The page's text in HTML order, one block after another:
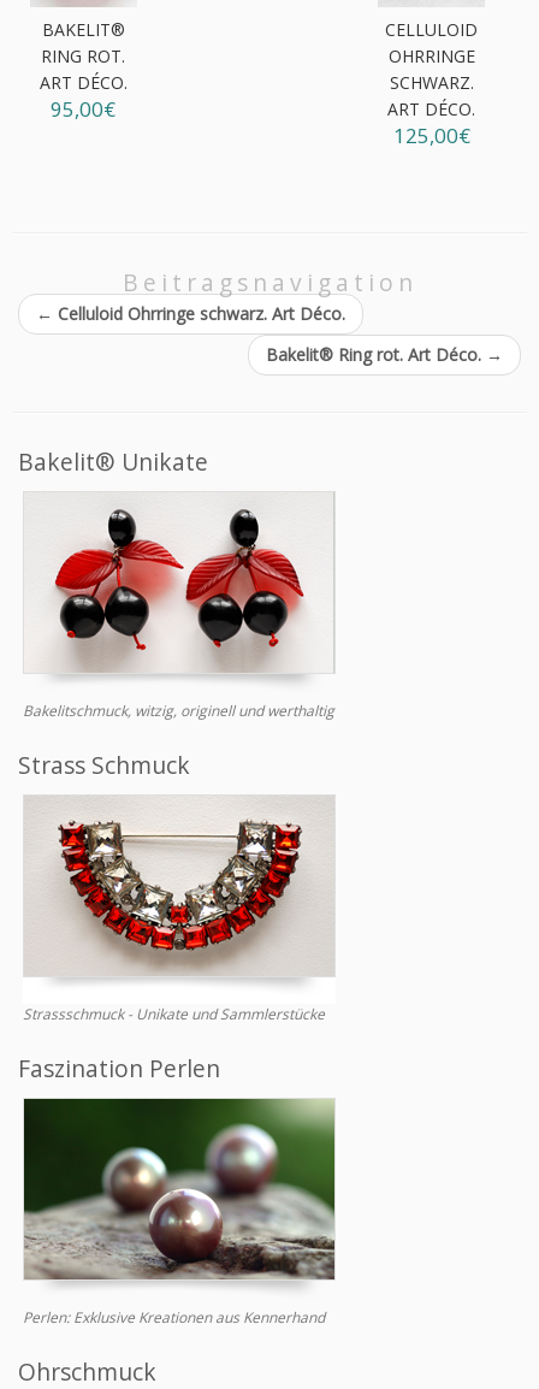
BAKELIT®
RING ROT.
ART DÉCO.
95,00€
CELLULOID
OHRRINGE
SCHWARZ.
ART DÉCO.
125,00€
Beitragsnavigation
← Celluloid Ohrringe schwarz. Art Déco.
Bakelit® Ring rot. Art Déco. →
Bakelit® Unikate
Bakelitschmuck, witzig, originell und werthaltig
Strass Schmuck
Strassschmuck - Unikate und Sammlerstücke
Faszination Perlen
Perlen: Exklusive Kreationen aus Kennerhand
Ohrschmuck